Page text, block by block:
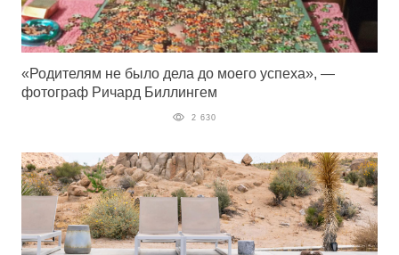
«Родителям не было дела до моего успеха», —
фотограф Ричард Биллингем
2 630